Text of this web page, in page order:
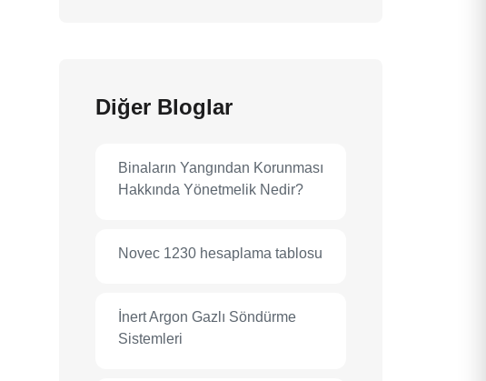
Diğer Bloglar
Binaların Yangından Korunması
Hakkında Yönetmelik Nedir?
Novec 1230 hesaplama tablosu
İnert Argon Gazlı Söndürme
Sistemleri